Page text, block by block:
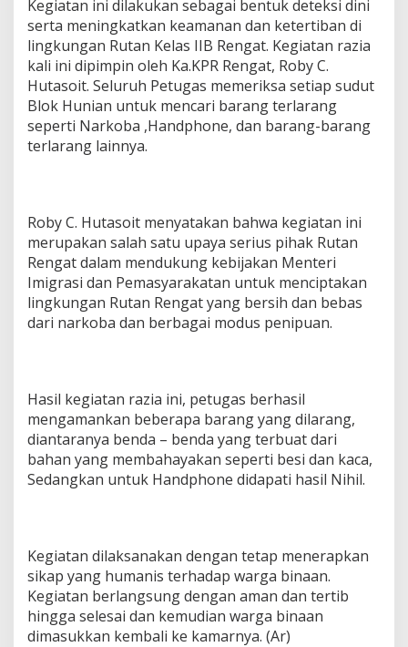
Kegiatan ini dilakukan sebagai bentuk deteksi dini
serta meningkatkan keamanan dan ketertiban di
lingkungan Rutan Kelas IIB Rengat. Kegiatan razia
kali ini dipimpin oleh Ka.KPR Rengat, Roby C.
Hutasoit. Seluruh Petugas memeriksa setiap sudut
Blok Hunian untuk mencari barang terlarang
seperti Narkoba ,Handphone, dan barang-barang
terlarang lainnya.
Roby C. Hutasoit menyatakan bahwa kegiatan ini
merupakan salah satu upaya serius pihak Rutan
Rengat dalam mendukung kebijakan Menteri
Imigrasi dan Pemasyarakatan untuk menciptakan
lingkungan Rutan Rengat yang bersih dan bebas
dari narkoba dan berbagai modus penipuan.
Hasil kegiatan razia ini, petugas berhasil
mengamankan beberapa barang yang dilarang,
diantaranya benda – benda yang terbuat dari
bahan yang membahayakan seperti besi dan kaca,
Sedangkan untuk Handphone didapati hasil Nihil.
Kegiatan dilaksanakan dengan tetap menerapkan
sikap yang humanis terhadap warga binaan.
Kegiatan berlangsung dengan aman dan tertib
hingga selesai dan kemudian warga binaan
dimasukkan kembali ke kamarnya. (Ar)